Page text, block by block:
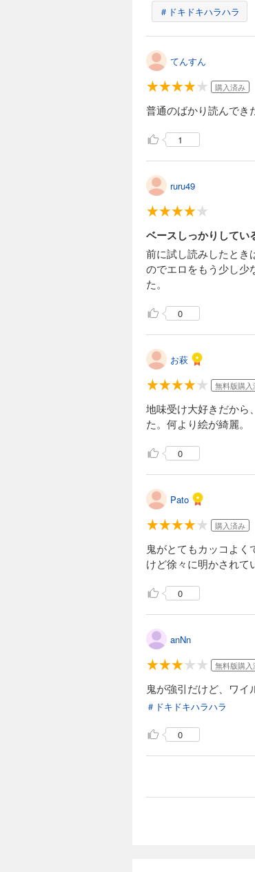
＃ドキドキハラハラ
てんすん
購入済み
普通のばかり読んでき
1
ruru49
ベースしっかりしてい
前に試し読みしたとき
のでエロをもう少し少
た。
0
お萩
無料版購入
地味受け大好きだから
た。何より絵が綺麗。
0
Pato
購入済み
鬼がとてもカッコよ
けど徐々に明かされて
0
anNn
無料版購入
鬼が強引だけど、ワイ
＃ドキドキハラハラ
0